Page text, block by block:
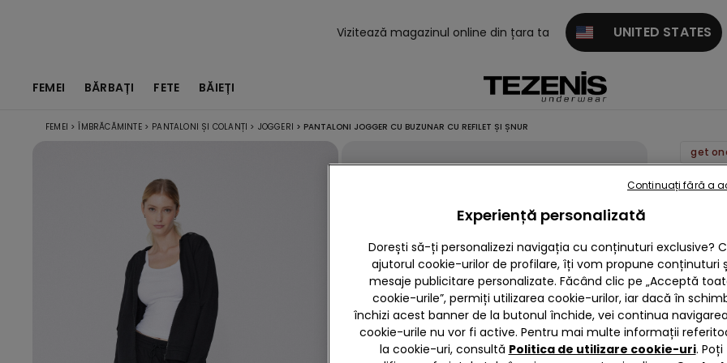
Vizitează magazinul online din țara ta UNITED STATES
FEMEI BĂRBAȚI FETE BĂIEȚI
FEMEI > ÎMBRĂCĂMINTE > PANTALONI ȘI COLANȚI > JOGGERI > PANTALONI JOGGER CU BUZUNAR CU REFILET ȘI ȘNUR
cu
și șnur
69,90
Experiență personalizată
Dorești să-ți personalizezi navigația cu conținuturi exclusive?
ajutorul cookie-urilor de profilare, îți vom propune conținuturi
mesaje publicitare personalizate. Făcând clic pe „Acceptă
cookie-urile”, permiți utilizarea cookie-urilor, iar dacă în
închizi acest banner de la butonul închide, vei continua
cookie-urile nu vor fi active. Pentru mai multe informații
la cookie-uri, consultă Politica de utilizare cookie-uri. Poți
Continuați fără a